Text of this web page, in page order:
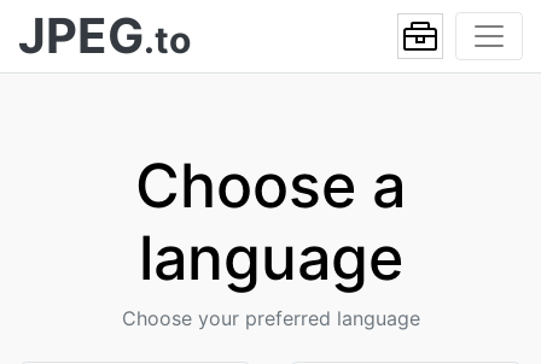
JPEG.to
Choose a
language
Choose your preferred language